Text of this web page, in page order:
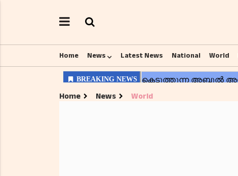
Home News Latest News National World
Home News World